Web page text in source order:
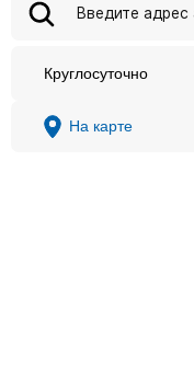
Круглосуточно
На карте